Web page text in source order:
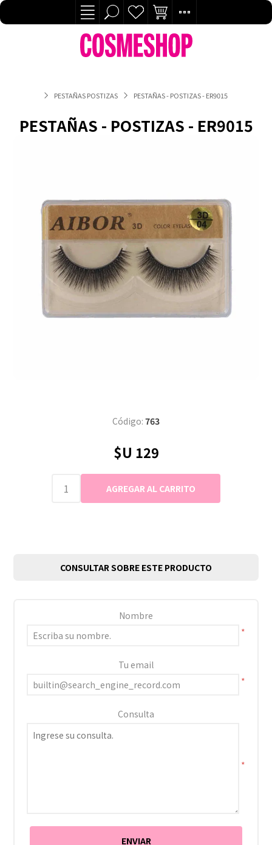
PESTAÑAS POSTIZAS PESTAÑAS - POSTIZAS - ER9015
PESTAÑAS - POSTIZAS - ER9015
Código: 763
$U 129
CONSULTAR SOBRE ESTE PRODUCTO
Nombre
*
Tu email
*
Consulta
*